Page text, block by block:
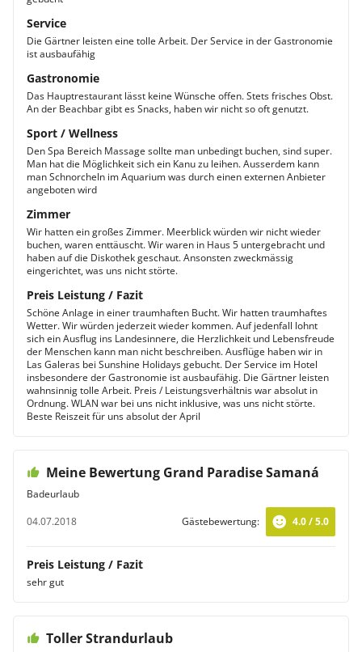
Service
Die Gärtner leisten eine tolle Arbeit. Der Service in der Gastronomie
ist ausbaufähig
Gastronomie
Das Hauptrestaurant lässt keine Wünsche offen. Stets frisches Obst.
An der Beachbar gibt es Snacks, haben wir nicht so oft genutzt.
Sport / Wellness
Den Spa Bereich Massage sollte man unbedingt buchen, sind super.
Man hat die Möglichkeit sich ein Kanu zu leihen. Ausserdem kann
man Schnorcheln im Aquarium was durch einen externen Anbieter
angeboten wird
Zimmer
Wir hatten ein großes Zimmer. Meerblick würden wir nicht wieder
buchen, waren enttäuscht. Wir waren in Haus 5 untergebracht und
haben auf die Diskothek geschaut. Ansonsten zweckmässig
eingerichtet, was uns nicht störte.
Preis Leistung / Fazit
Schöne Anlage in einer traumhaften Bucht. Wir hatten traumhaftes
Wetter. Wir würden jederzeit wieder kommen. Auf jedenfall lohnt
sich ein Ausflug ins Landesinnere, die Herzlichkeit und Lebensfreude
der Menschen kann man nicht beschreiben. Ausflüge haben wir in
Las Galeras bei Sunshine Holidays gebucht. Der Service im Hotel
insbesondere der Gastronomie ist ausbaufähig. Die Gärtner leisten
wahnsinnig tolle Arbeit. Preis / Leistungsverhältnis war absolut in
Ordnung. WLAN war bei uns nicht inklusive, was uns nicht störte.
Beste Reiszeit für uns absolut der April
Meine Bewertung Grand Paradise Samaná
Badeurlaub
04.07.2018
Gästebewertung: 4.0 / 5.0
Preis Leistung / Fazit
sehr gut
Toller Strandurlaub